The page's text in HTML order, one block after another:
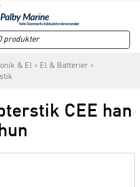
& El
El & Batterier
CEE han